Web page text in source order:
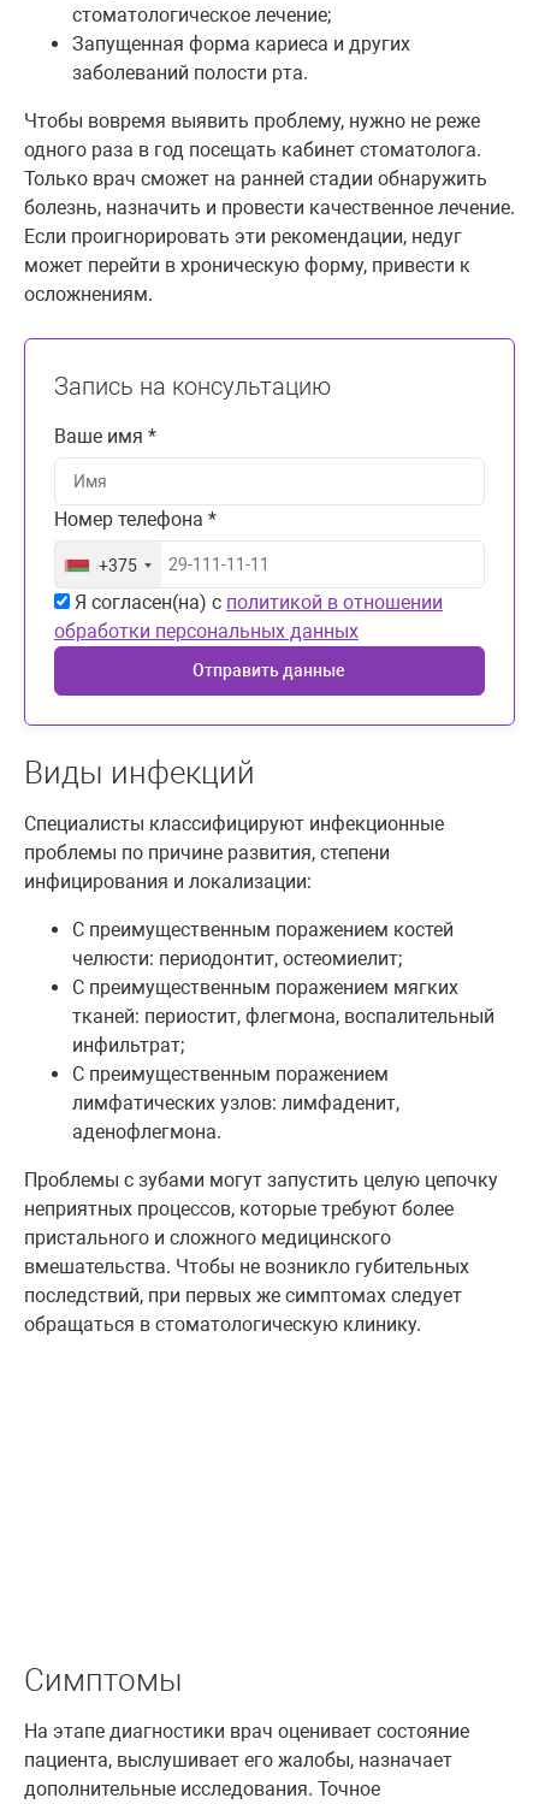
стоматологическое лечение;
Запущенная форма кариеса и других
заболеваний полости рта.
Чтобы вовремя выявить проблему, нужно не реже
одного раза в год посещать кабинет стоматолога.
Только врач сможет на ранней стадии обнаружить
болезнь, назначить и провести качественное лечение.
Если проигнорировать эти рекомендации, недуг
может перейти в хроническую форму, привести к
осложнениям.
Запись на консультацию
Ваше имя *
Номер телефона *
+375
Я согласен(на) с политикой в отношении
обработки персональных данных
Отправить данные
Виды инфекций
Специалисты классифицируют инфекционные
проблемы по причине развития, степени
инфицирования и локализации:
С преимущественным поражением костей
челюсти: периодонтит, остеомиелит;
С преимущественным поражением мягких
тканей: периостит, флегмона, воспалительный
инфильтрат;
С преимущественным поражением
лимфатических узлов: лимфаденит,
аденофлегмона.
Проблемы с зубами могут запустить целую цепочку
неприятных процессов, которые требуют более
пристального и сложного медицинского
вмешательства. Чтобы не возникло губительных
последствий, при первых же симптомах следует
обращаться в стоматологическую клинику.
Симптомы
На этапе диагностики врач оценивает состояние
пациента, выслушивает его жалобы, назначает
дополнительные исследования. Точное